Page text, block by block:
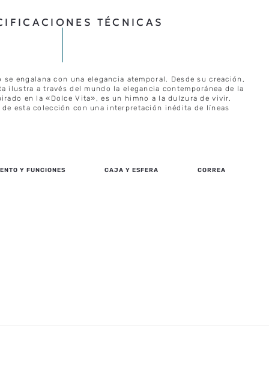
TÉCNICAS
engalana con una elegancia atemporal. Desde su creación,
ilustra a través del mundo la elegancia contemporánea de la
en la «Dolce Vita», es un himno a la dulzura de vivir.
esta colección con una interpretación inédita de líneas
Y FUNCIONES CAJA Y ESFERA CORREA